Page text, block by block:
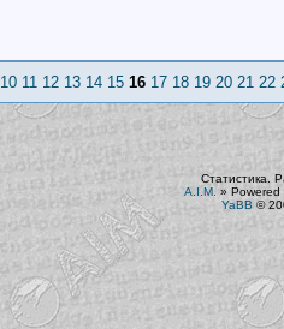
10 11 12 13 14 15 16 17 18 19 20 21 22
Статистика.
A.I.M. » Powered
YaBB ©